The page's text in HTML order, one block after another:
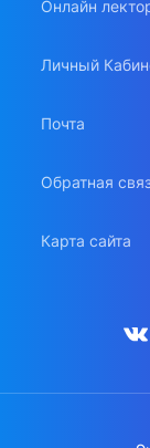
Онлайн
Личный
Почта
Обратная
Карта сайта